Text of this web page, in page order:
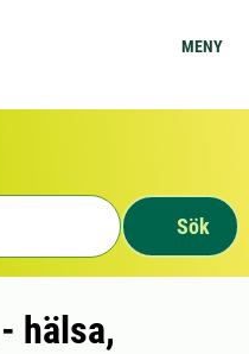
MENY
Sök
hälsa,